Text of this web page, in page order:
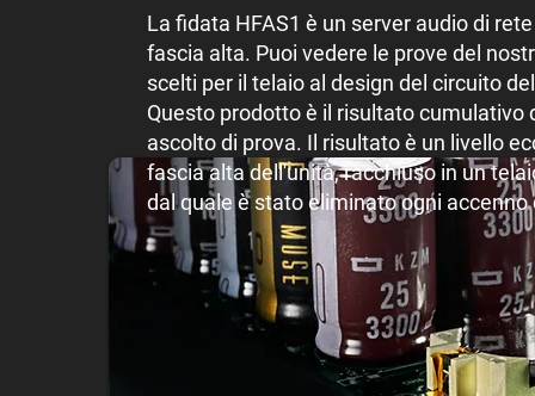
La fidata HFAS1 è un server audio di
fascia alta. Puoi vedere le prove del
scelti per il telaio al design del circuito
Questo prodotto è il risultato
ascolto di prova. Il risultato è un livello
fascia alta dell'unità, racchiuso in un
dal quale è stato eliminato ogni accenno